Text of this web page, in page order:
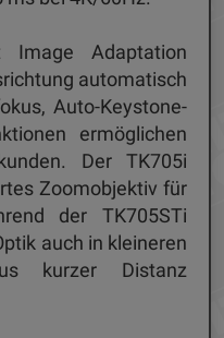
Image Adaptation
automatisch
Auto-Keystone-
ermöglichen
Der TK705i
Zoomobjektiv für
der TK705STi
auch in kleineren
kurzer Distanz